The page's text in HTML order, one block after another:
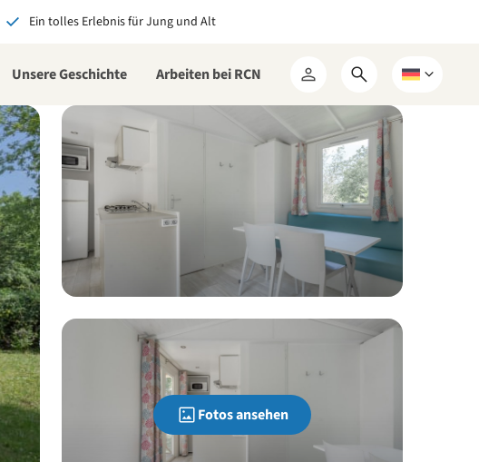
Ein tolles Erlebnis für Jung und Alt
Unsere Geschichte Arbeiten bei RCN
Mein
RCN
Suchformular
öffnen
Wählen
eine
Fotos ansehen